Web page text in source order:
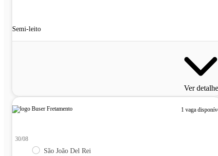
Semi-leito
Ver
1 vaga
30/08
São João Del Rei